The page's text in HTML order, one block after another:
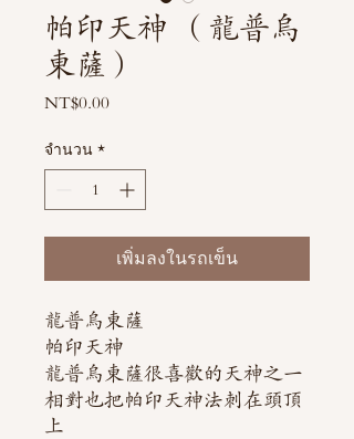
帕印天神 （龍普烏
東薩）
NT$0.00ราคา
จำนวน *
เพิ่มลงในรถเข็น
龍普烏東薩
帕印天神
龍普烏東薩很喜歡的天神之一
相對也把帕印天神法刺在頭頂
上